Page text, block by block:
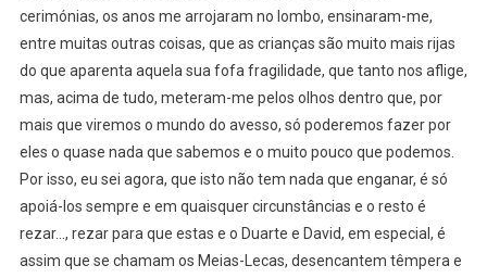
cerimónias, os anos me arrojaram no lombo, ensinaram-me,
entre muitas outras coisas, que as crianças são muito mais rijas
do que aparenta aquela sua fofa fragilidade, que tanto nos aflige,
mas, acima de tudo, meteram-me pelos olhos dentro que, por
mais que viremos o mundo do avesso, só poderemos fazer por
eles o quase nada que sabemos e o muito pouco que podemos.
Por isso, eu sei agora, que isto não tem nada que enganar, é só
apoiá-los sempre e em quaisquer circunstâncias e o resto é
rezar…, rezar para que estas e o Duarte e David, em especial, é
assim que se chamam os Meias-Lecas, desencantem têmpera e